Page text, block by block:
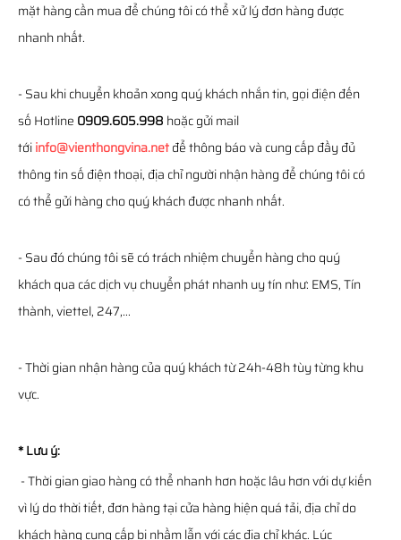
mặt hàng cần mua để chúng tôi có thể xử lý đơn hàng được
nhanh nhất.
- Sau khi chuyển khoản xong quý khách nhắn tin, gọi điện đến
số Hotline 0909.605.998 hoặc gửi mail
tớiinfo@vienthongvina.netđể thông báo và cung cấp đầy đủ
thông tin số điện thoại, địa chỉ người nhận hàng để chúng tôi có
có thể gửi hàng cho quý khách được nhanh nhất.
- Sau đó chúng tôi sẽ có trách nhiệm chuyển hàng cho quý
khách qua các dịch vụ chuyển phát nhanh uy tín như: EMS, Tín
thành, viettel, 247,...
- Thời gian nhận hàng của quý khách từ 24h-48h tùy từng khu
vực.
* Lưu ý:
- Thời gian giao hàng có thể nhanh hơn hoặc lâu hơn với dự kiến
vì lý do thời tiết, đơn hàng tại cửa hàng hiện quá tải, địa chỉ do
khách hàng cung cấp bị nhầm lẫn với các địa chỉ khác. Lúc